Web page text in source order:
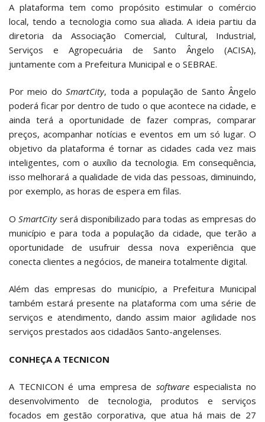
A plataforma tem como propósito estimular o comércio
local, tendo a tecnologia como sua aliada. A ideia partiu da
diretoria da Associação Comercial, Cultural, Industrial,
Serviços e Agropecuária de Santo Ângelo (ACISA),
juntamente com a Prefeitura Municipal e o SEBRAE.
Por meio doSmartCity, toda a população de Santo Ângelo
poderá ficar por dentro de tudo o que acontece na cidade, e
ainda terá a oportunidade de fazer compras, comparar
preços, acompanhar notícias e eventos em um só lugar. O
objetivo da plataforma é tornar as cidades cada vez mais
inteligentes, com o auxílio da tecnologia. Em consequência,
isso melhorará a qualidade de vida das pessoas, diminuindo,
por exemplo, as horas de espera em filas.
OSmartCity será disponibilizado para todas as empresas do
município e para toda a população da cidade, que terão a
oportunidade de usufruir dessa nova experiência que
conecta clientes a negócios, de maneira totalmente digital.
Além das empresas do município, a Prefeitura Municipal
também estará presente na plataforma com uma série de
serviços e atendimento, dando assim maior agilidade nos
serviços prestados aos cidadãos Santo-angelenses.
CONHEÇA A TECNICON
A TECNICON é uma empresa de softwareespecialista no
desenvolvimento de tecnologia, produtos e serviços
focados em gestão corporativa, que atua há mais de 27